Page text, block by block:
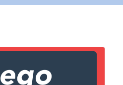
inclus dans courriel)